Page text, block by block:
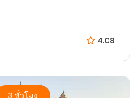
4.08
3 ชั่วโมง